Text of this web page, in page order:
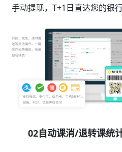
手动提现，T+1日直达您的银
02自动课消/退转课统